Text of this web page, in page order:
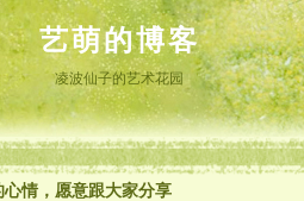
艺萌的博客
凌波仙子的艺术花园
情，愿意跟大家分享